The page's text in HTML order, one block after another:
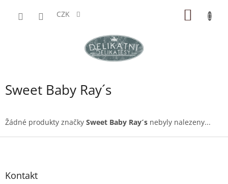
CZK
Sweet Baby Ray´s
Žádné produkty značky Sweet Baby Ray´s nebyly nalezeny...
Z
Kontakt